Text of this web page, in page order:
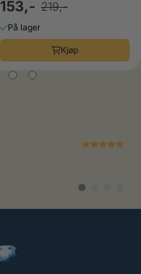
153,- 219,-
På lager
Kjøp
Bytt
testimonial
testimonial